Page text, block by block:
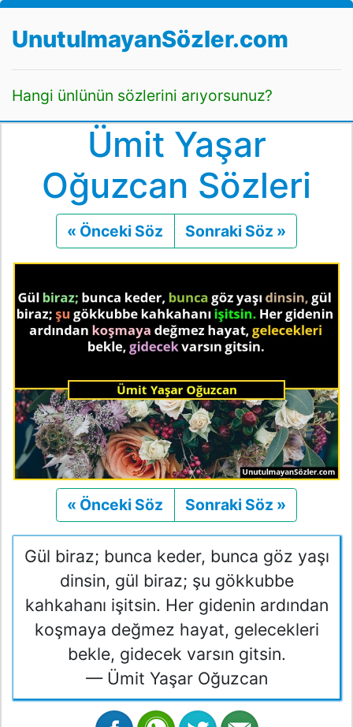
UnutulmayanSözler.com
Hangi ünlünün sözlerini arıyorsunuz?
Ümit Yaşar
Oğuzcan Sözleri
« Önceki Söz Önceki
Sonraki Söz »
« Önceki Söz Önceki
Sonraki Söz »
Gül biraz; bunca keder, bunca göz yaşı
dinsin, gül biraz; şu gökkubbe
kahkahanı işitsin. Her gidenin ardından
koşmaya değmez hayat, gelecekleri
bekle, gidecek varsın gitsin.
— Ümit Yaşar Oğuzcan